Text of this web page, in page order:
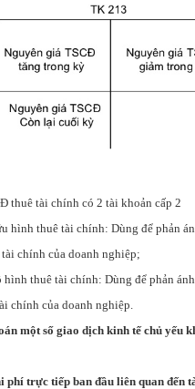
thuê tài chính có 2 tài khoản cấp 2
hình thuê tài chính: Dùng để phản
chính của doanh nghiệp;
thuê tài chính: Dùng để phản
chính của doanh nghiệp.
một số giao dịch kinh tế chủ yếu
phí trực tiếp ban đầu liên quan đến